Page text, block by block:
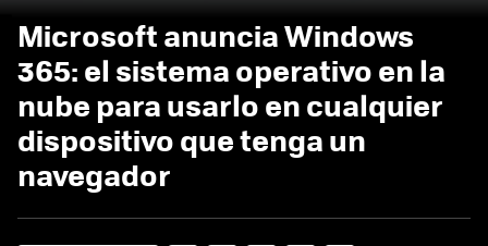
Microsoft anuncia Windows
365: el sistema operativo en la
nube para usarlo en cualquier
dispositivo que tenga un
navegador